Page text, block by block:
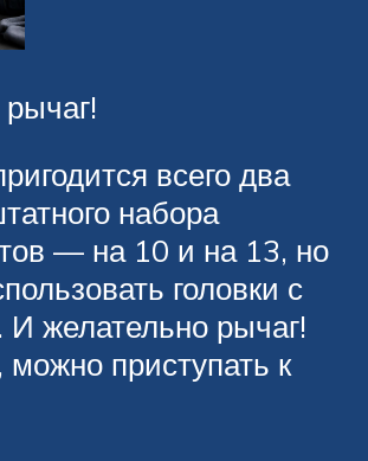
всего два
набора
— на 10 и на 13, но
головки с
И желательно рычаг!
можно приступать к